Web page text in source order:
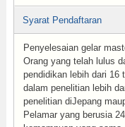
Syarat Pendaftaran
Penyelesaian gelar
Orang yang telah lulus
pendidikan lebih dari 16
dalam penelitian lebih
penelitian diJepang
Pelamar yang berusia